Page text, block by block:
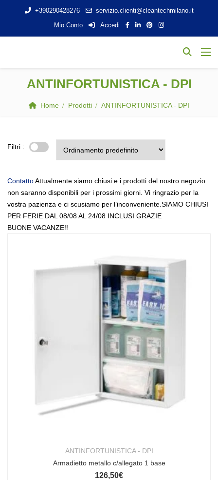
+390290428276
servizio.clienti@cleantechmilano.it
Mio Conto
Accedi
ANTINFORTUNISTICA - DPI
Home Prodotti ANTINFORTUNISTICA - DPI
Filtri :
ContattoAttualmente siamo chiusi e i prodotti del nostro negozio
non saranno disponibili per i prossimi giorni. Vi ringrazio per la
vostra pazienza e ci scusiamo per l’inconveniente.SIAMO CHIUSI
PER FERIE DAL 08/08 AL 24/08 INCLUSI GRAZIE
BUONE VACANZE!!
ANTINFORTUNISTICA - DPI
Armadietto metallo c/allegato 1 base
126,50€